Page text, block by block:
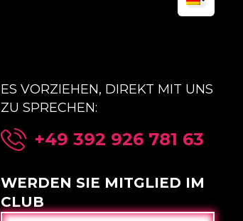
ES VORZIEHEN, DIREKT MIT UNS
ZU SPRECHEN:
+49 392 926 781 63
WERDEN SIE MITGLIED IM
CLUB